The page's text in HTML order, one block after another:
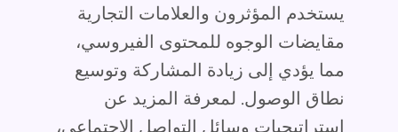
يستخدم المؤثرون والعلامات التجارية
مقايضات الوجوه للمحتوى الفيروسي،
مما يؤدي إلى زيادة المشاركة وتوسيع
نطاق الوصول. لمعرفة المزيد عن
استراتيجيات وسائل التواصل الاجتماعي،